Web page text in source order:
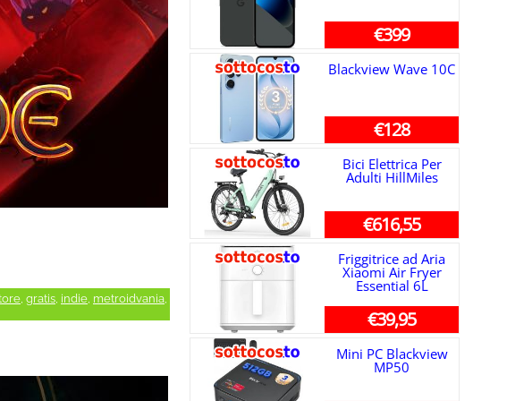
, gratis, indie, metroidvania,
€399
Blackview Wave 10C
€128
Bici Elettrica Per
Adulti HillMiles
€616,55
Friggitrice ad Aria
Xiaomi Air Fryer
Essential 6L
€39,95
Mini PC Blackview
MP50